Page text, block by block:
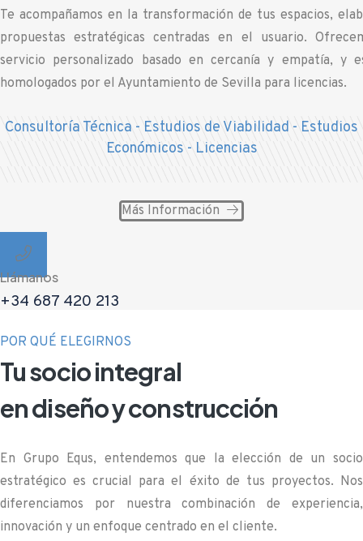
Te acompañamos en la transformación de tus espacios,
propuestas estratégicas centradas en el usuario.
servicio personalizado basado en cercanía y empatía, y
homologados por el Ayuntamiento de Sevilla para licencias.
Consultoría Técnica - Estudios de Viabilidad - Estudios
Económicos - Licencias
Más Información
Llámanos
+34 687 420 213
POR QUÉ ELEGIRNOS
Tu socio integral
en diseño y construcción
En Grupo Equs, entendemos que la elección de un socio
estratégico es crucial para el éxito de tus proyectos. Nos
diferenciamos por nuestra combinación de experiencia,
innovación y un enfoque centrado en el cliente.